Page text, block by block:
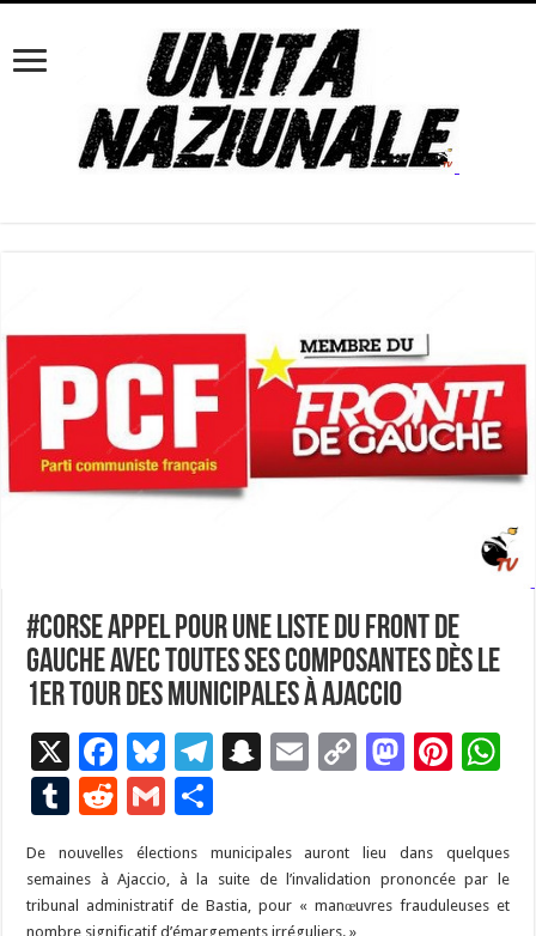
#Corse APPEL pour une liste du Front de
gauche avec toutes ses composantes dès le
1er tour des Municipales à Ajaccio
X
F
ac
e
b
o
Bl
u
es
ky
T
gr
a
S
p
c
E
l
C
y
Li
M
d
o
Pi
es
t
p
T
m
bl
R
d
di
G
m
ai
l
ar
ta
g
De nouvelles élections municipales auront lieu dans quelques
semaines à Ajaccio, à la suite de l’invalidation prononcée par le
tribunal administratif de Bastia, pour « manœuvres frauduleuses et
nombre significatif d’émargements irréguliers. »